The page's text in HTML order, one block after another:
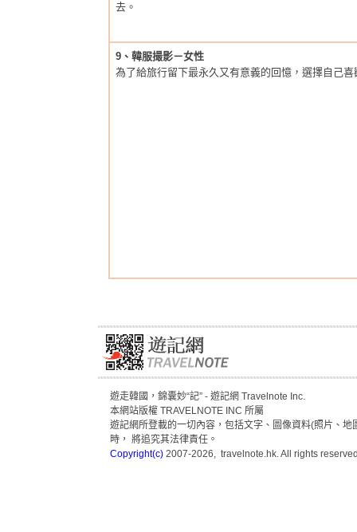
去。
9、韓服撮影－女性
為了給旅行留下最永久又有意義的回憶，選擇自己
遊走韓國，錦囊妙“記” - 遊記網 Travelnote Inc.
本網站版權 TRAVELNOTE INC 所屬
遊記網所登載的一切內容，包括文字、圖像資料(照片、
時， 將追究其法律責任。
Copyright(c)2007-2026, travelnote.hk. All rights